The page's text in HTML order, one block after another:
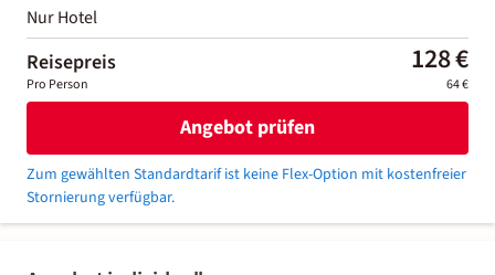
Nur Hotel
Reisepreis 128 €
Pro Person 64 €
Angebot prüfen
Zum gewählten Standardtarif ist keine Flex-Option mit kostenfreier
Stornierung verfügbar.